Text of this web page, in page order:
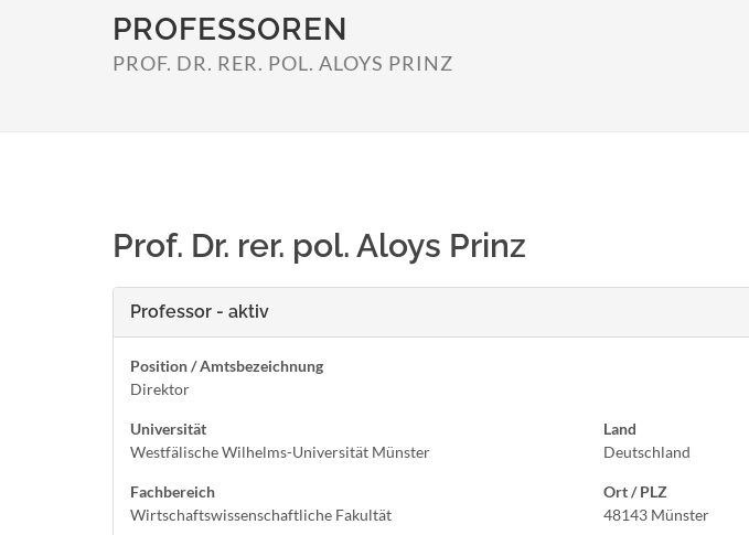
PROFESSOREN
PROF. DR. RER. POL. ALOYS PRINZ
Prof. Dr. rer. pol. Aloys Prinz
Professor - aktiv
Position / Amtsbezeichnung
Direktor
Universität
Westfälische Wilhelms-Universität Münster
Fachbereich
Wirtschaftswissenschaftliche Fakultät
Land
Deutschland
Ort / PLZ
48143 Münster